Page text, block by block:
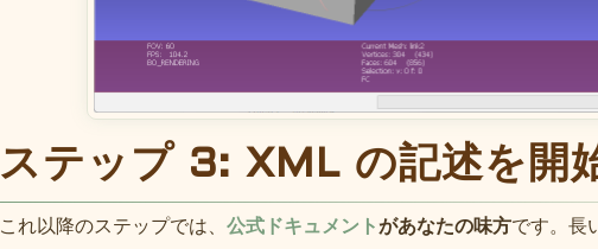
ステップ 3: XML の記述を開
これ以降のステップでは、 公式ドキュメントがあなたの味方です。長